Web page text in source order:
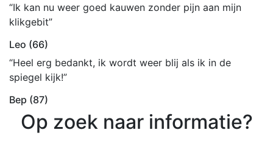
“Ik kan nu weer goed kauwen zonder pijn aan mijn
klikgebit”
Leo (66)
“Heel erg bedankt, ik wordt weer blij als ik in de
spiegel kijk!”
Bep (87)
Op zoek naar informatie?